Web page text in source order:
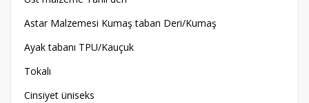
Astar Malzemesi Kumaş taban Deri/Kumaş
Ayak tabanı TPU/Kauçuk
Tokalı
Cinsiyet üniseks